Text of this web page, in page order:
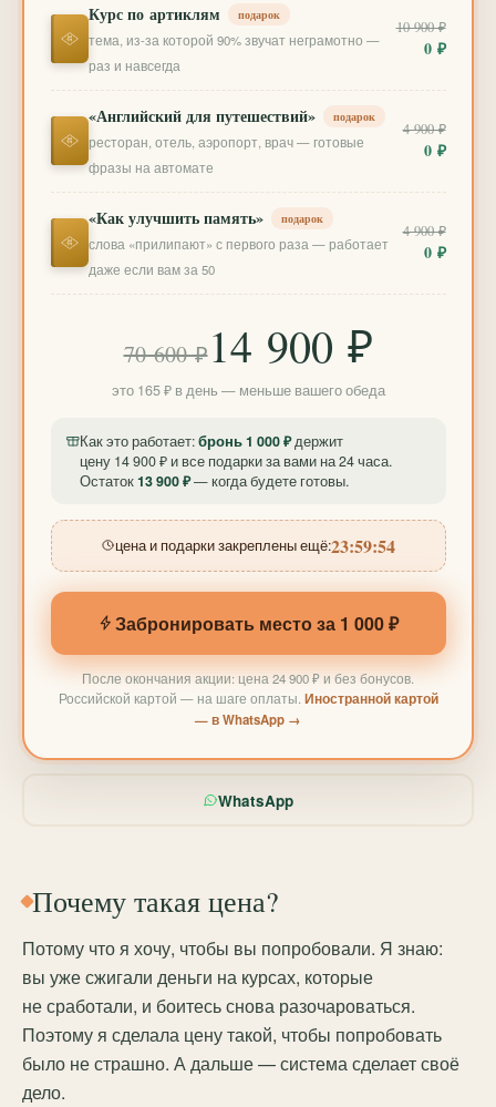
Курс по артиклям подарок
тема, из-за которой 90% звучат неграмотно —
раз и навсегда
10 900 ₽
0 ₽
«Английский для путешествий» подарок
ресторан, отель, аэропорт, врач — готовые
фразы на автомате
4 900 ₽
0 ₽
«Как улучшить память» подарок
слова «прилипают» с первого раза — работает
даже если вам за 50
4 900 ₽
0 ₽
70 600 ₽14 900 ₽
это 165 ₽ в день — меньше вашего обеда
Как это работает:бронь 1 000 ₽держит
цену 14 900 ₽ и все подарки за вами на 24 часа.
Остаток13 900 ₽— когда будете готовы.
цена и подарки закреплены ещё:23:59:51
Забронировать место за 1 000 ₽
После окончания акции: цена 24 900 ₽ и без бонусов.
Российской картой — на шаге оплаты. Иностранной картой
— в WhatsApp →
WhatsApp
Почему такая цена?
Потому что я хочу, чтобы вы попробовали. Я знаю:
вы уже сжигали деньги на курсах, которые
не сработали, и боитесь снова разочароваться.
Поэтому я сделала цену такой, чтобы попробовать
было не страшно. А дальше — система сделает своё
дело.